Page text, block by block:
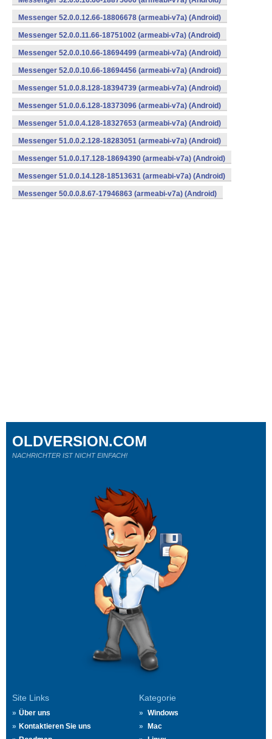
Messenger 52.0.0.12.66-18806678 (armeabi-v7a) (Android)
Messenger 52.0.0.11.66-18751002 (armeabi-v7a) (Android)
Messenger 52.0.0.10.66-18694499 (armeabi-v7a) (Android)
Messenger 52.0.0.10.66-18694456 (armeabi-v7a) (Android)
Messenger 51.0.0.8.128-18394739 (armeabi-v7a) (Android)
Messenger 51.0.0.6.128-18373096 (armeabi-v7a) (Android)
Messenger 51.0.0.4.128-18327653 (armeabi-v7a) (Android)
Messenger 51.0.0.2.128-18283051 (armeabi-v7a) (Android)
Messenger 51.0.0.17.128-18694390 (armeabi-v7a) (Android)
Messenger 51.0.0.14.128-18513631 (armeabi-v7a) (Android)
Messenger 50.0.0.8.67-17946863 (armeabi-v7a) (Android)
Site Links
Über uns
Kontaktieren Sie uns
Kategorie
Windows
Mac
OLDVERSION.COM
NACHRICHTER IST NICHT EINFACH!